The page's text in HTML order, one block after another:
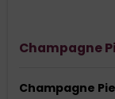
Champagne
Champagne